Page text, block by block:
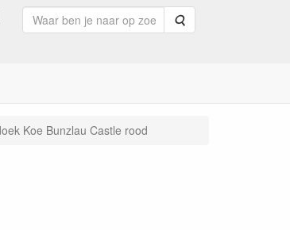
Zoeken
Koe Bunzlau Castle rood